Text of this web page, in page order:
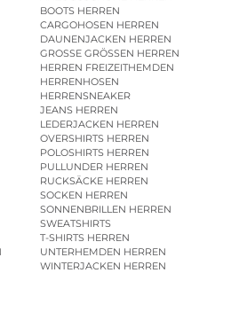
ANZUGSSCHUHE HERREN
BOOTS HERREN
CARGOHOSEN HERREN
DAUNENJACKEN HERREN
GROSSE GRÖSSEN HERREN
HERREN FREIZEITHEMDEN
HERRENHOSEN
HERRENSNEAKER
JEANS HERREN
LEDERJACKEN HERREN
OVERSHIRTS HERREN
POLOSHIRTS HERREN
PULLUNDER HERREN
RUCKSÄCKE HERREN
SOCKEN HERREN
SONNENBRILLEN HERREN
SWEATSHIRTS
T-SHIRTS HERREN
UNTERHEMDEN HERREN